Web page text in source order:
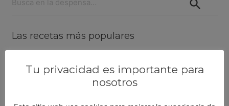
Las recetas más populares
Tu privacidad es importante para
nosotros